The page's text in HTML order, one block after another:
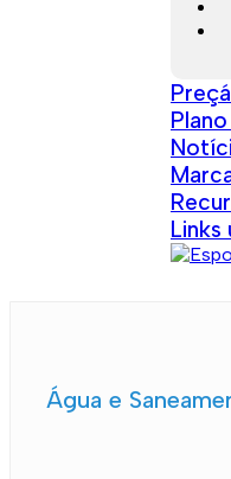
Links
Água e